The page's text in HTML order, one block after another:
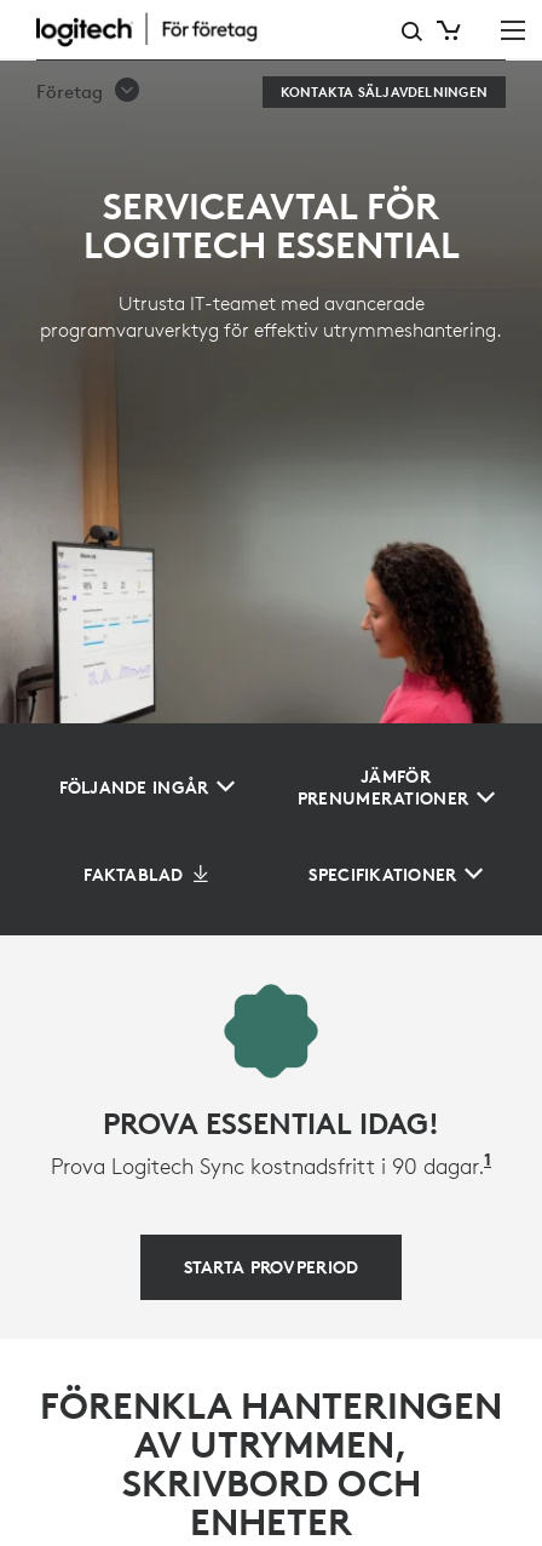
SERVICEAVTAL
FÖR
Företag KONTAKTA SÄLJAVDELNINGEN
SERVICEAVTAL FÖR
LOGITECH ESSENTIAL
Utrusta IT-teamet med avancerade
programvaruverktyg för effektiv utrymmeshantering.
FÖLJANDE INGÅR
JÄMFÖR
PRENUMERATIONER
FAKTABLAD SPECIFIKATIONER
PROVA ESSENTIAL IDAG!
Prova Logitech Sync kostnadsfritt i 90 dagar.1
STARTA PROVPERIOD
FÖRENKLA HANTERINGEN
AV UTRYMMEN,
SKRIVBORD OCH
ENHETER